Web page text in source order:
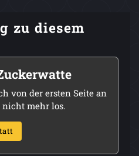
zu diesem
von der ersten Seite an
mehr los.